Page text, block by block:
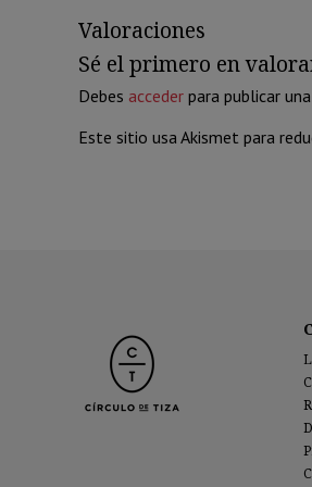
Valoraciones
Sé el primero en
Debes acceder para publicar
Este sitio usa Akismet para